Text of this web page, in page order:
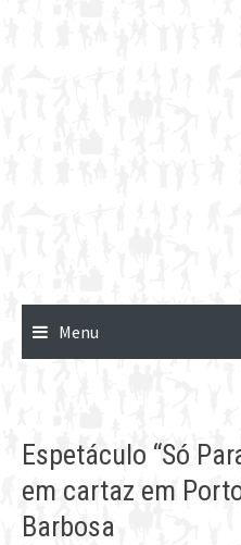
Menu
Espetáculo “Só
em cartaz em
Barbosa